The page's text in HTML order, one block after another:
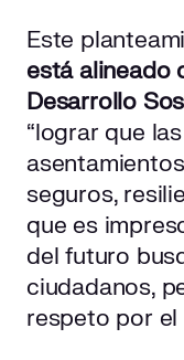
Este
está alineado
Desarrollo
“lograr que
seguros,
que es
del futuro
ciudadanos,
respeto por el